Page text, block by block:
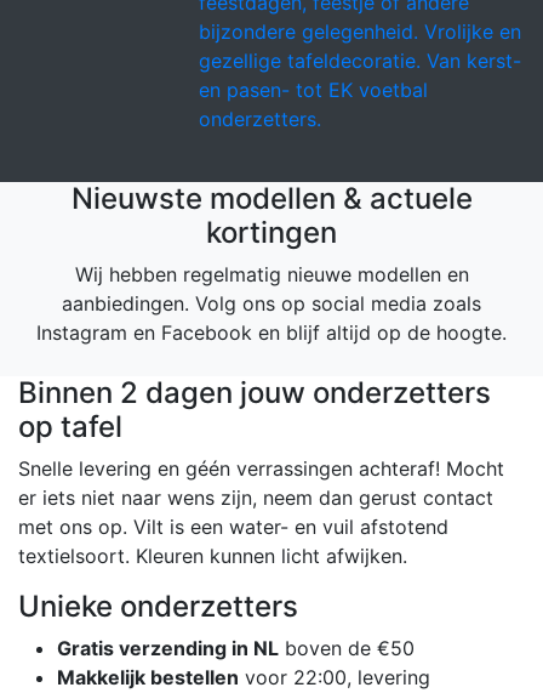
bijzondere gelegenheid. Vrolijke en
gezellige tafeldecoratie. Van kerst-
en pasen- tot EK voetbal
onderzetters.
Nieuwste modellen & actuele
kortingen
Wij hebben regelmatig nieuwe modellen en
aanbiedingen. Volg ons op social media zoals
Instagram en Facebook en blijf altijd op de hoogte.
Binnen 2 dagen jouw onderzetters
op tafel
Snelle levering en géén verrassingen achteraf! Mocht
er iets niet naar wens zijn, neem dan gerust contact
met ons op. Vilt is een water- en vuil afstotend
textielsoort. Kleuren kunnen licht afwijken.
Unieke onderzetters
Gratis verzending in NL boven de €50
Makkelijk bestellen voor 22:00, levering